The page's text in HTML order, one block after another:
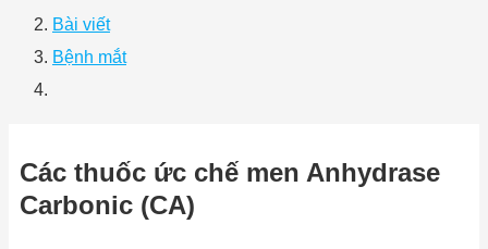
Bài viết
Bệnh mắt
Các thuốc ức chế men Anhydrase
Carbonic (CA)